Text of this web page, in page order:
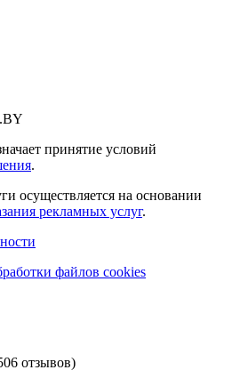
принятие условий
.
осуществляется на основании
рекламных услуг.
файлов cookies
отзывов)